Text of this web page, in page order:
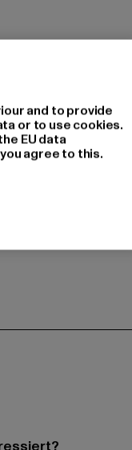
DK
and to provide
or to use cookies.
EU data
agree to this.